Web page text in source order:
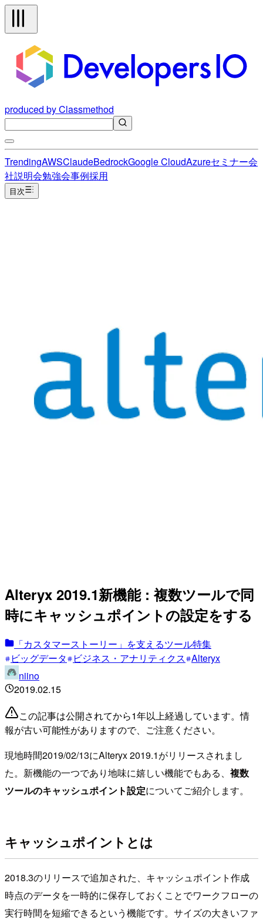
produced by Classmethod
TrendingAWSClaudeBedrockGoogle CloudAzureセミナー会
社説明会勉強会事例採用
目次
Alteryx 2019.1新機能 : 複数ツールで同
時にキャッシュポイントの設定をする
「カスタマーストーリー」を支えるツール特集
ビッグデータ
ビジネス・アナリティクス Alteryx
niino
2019.02.15
この記事は公開されてから1年以上経過しています。情
報が古い可能性がありますので、ご注意ください。
現地時間2019/02/13にAlteryx 2019.1がリリースされまし
た。新機能の一つであり地味に嬉しい機能でもある、 複数
ツールのキャッシュポイント設定についてご紹介します。
キャッシュポイントとは
2018.3のリリースで追加された、キャッシュポイント作成
時点のデータを一時的に保存しておくことでワークフローの
実行時間を短縮できるという機能です。サイズの大きいファ